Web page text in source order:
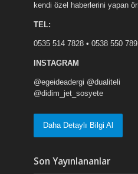
kendi özel haberlerini yapan
TEL:
0535 514 7828 • 0538 550
INSTAGRAM
@egeideadergi @dualiteli
@didim_jet_sosyete
Daha Detaylı Bilgi Al
Son Yayınlananlar